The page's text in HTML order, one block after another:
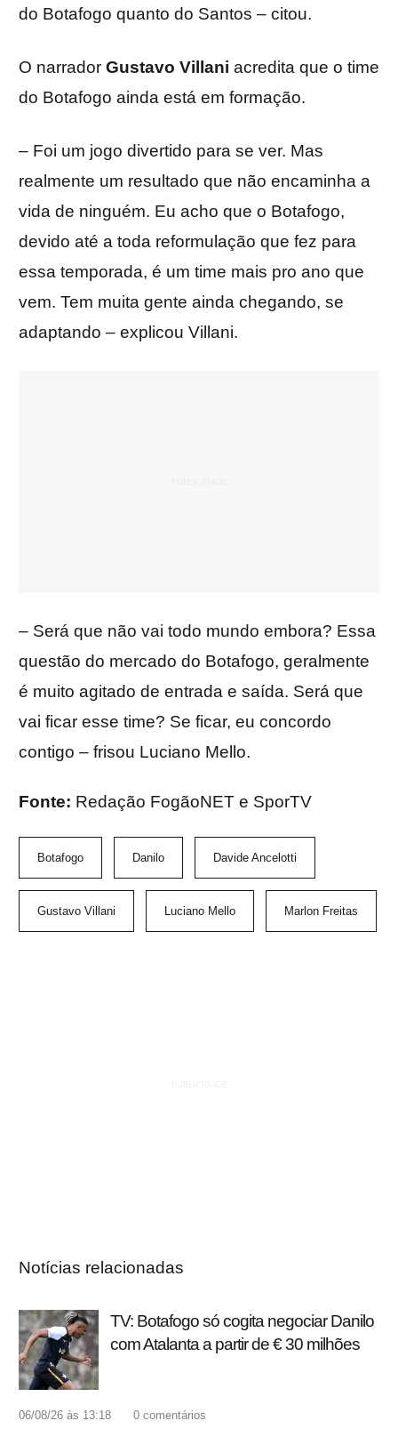
do Botafogo quanto do Santos – citou.
O narrador Gustavo Villani acredita que o time
do Botafogo ainda está em formação.
– Foi um jogo divertido para se ver. Mas
realmente um resultado que não encaminha a
vida de ninguém. Eu acho que o Botafogo,
devido até a toda reformulação que fez para
essa temporada, é um time mais pro ano que
vem. Tem muita gente ainda chegando, se
adaptando – explicou Villani.
– Será que não vai todo mundo embora? Essa
questão do mercado do Botafogo, geralmente
é muito agitado de entrada e saída. Será que
vai ficar esse time? Se ficar, eu concordo
contigo – frisou Luciano Mello.
Fonte: Redação FogãoNET e SporTV
Botafogo Danilo Davide Ancelotti
Gustavo Villani Luciano Mello Marlon Freitas
Notícias relacionadas
TV: Botafogo só cogita negociar Danilo
com Atalanta a partir de € 30 milhões
06/08/26 às 13:18 0 comentários